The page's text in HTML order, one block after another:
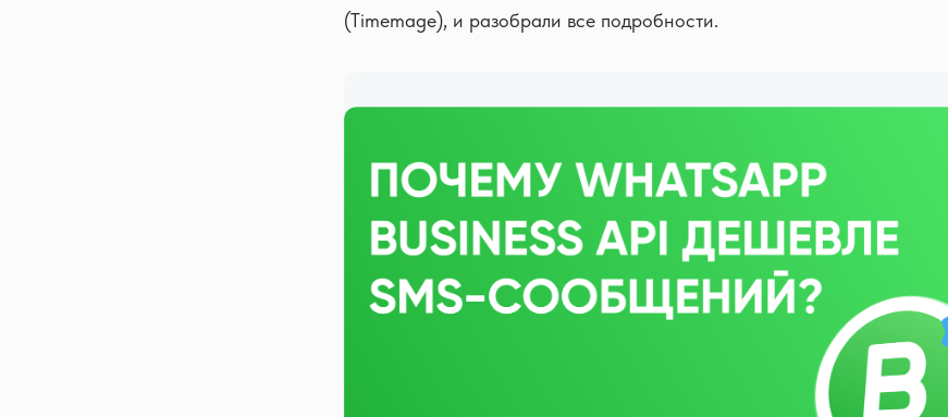
(Timemage), и разобрали все подробности.